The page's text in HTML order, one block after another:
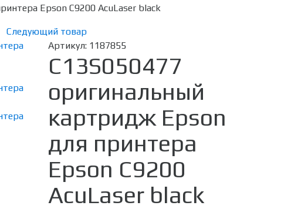
Epson C9200 AcuLaser black
Следующий товар
Артикул: 1187855
C13S050477
оригинальный
картридж Epson
для принтера
Epson C9200
AcuLaser black